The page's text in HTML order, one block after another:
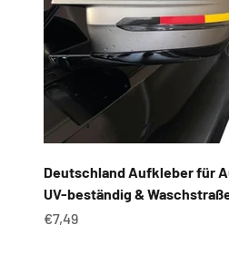
Deutschland Aufkleber für
UV-beständig &
Angebot
€7,49